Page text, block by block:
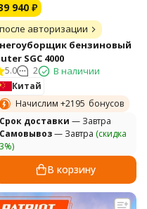
940 ₽
после авторизации
бензиновый
SGC 4000
5.0 2 В наличии
Китай
Начислим +2195 бонусов
Cрок доставки — Завтра
Самовывоз— Завтра (скидка
3%)
В корзину